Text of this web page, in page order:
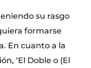
su rasgo
formarse
En cuanto a la
‘El Doble o (El